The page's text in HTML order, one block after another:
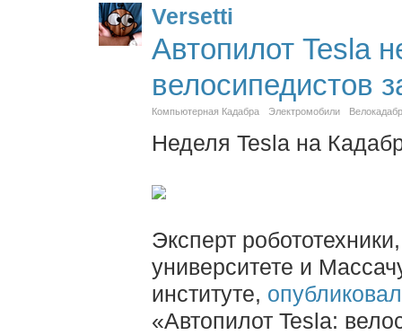
Versetti
Автопилот Tesla
велосипедистов
Компьютерная Кадабра Электромобили
Неделя Tesla на
Эксперт
университете и
институте,
«Автопилот Tesla: